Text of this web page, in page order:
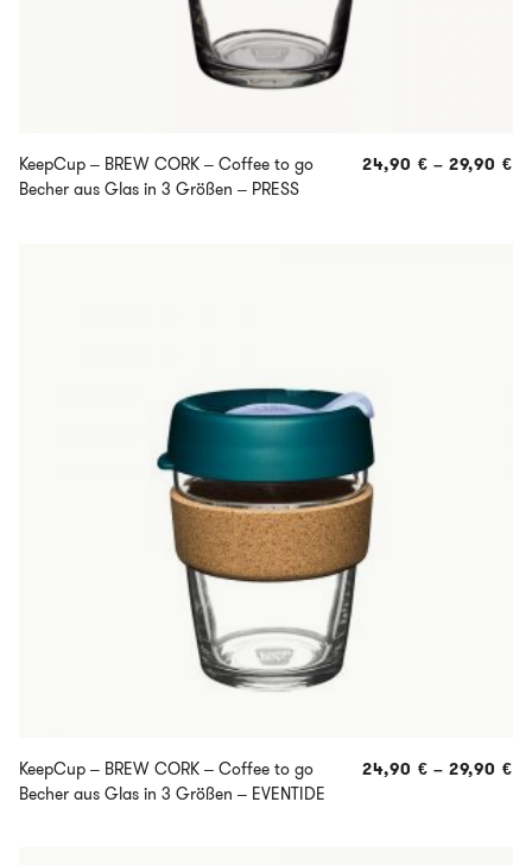
KeepCup – BREW CORK – Coffee to go
Becher aus Glas in 3 Größen – PRESS
24,90 € – 29,90 €
KeepCup – BREW CORK – Coffee to go
Becher aus Glas in 3 Größen – EVENTIDE
24,90 € – 29,90 €